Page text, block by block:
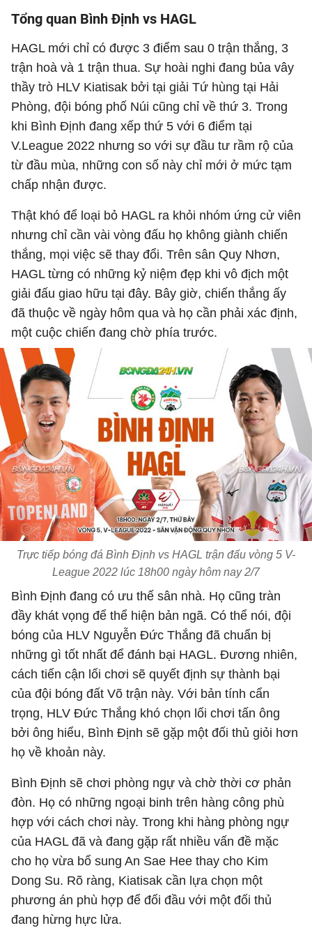
Tổng quan Bình Định vs HAGL
HAGL mới chỉ có được 3 điểm sau 0 trận thắng, 3
trận hoà và 1 trận thua. Sự hoài nghi đang bủa vây
thầy trò HLV Kiatisak bởi tại giải Tứ hùng tại Hải
Phòng, đội bóng phố Núi cũng chỉ về thứ 3. Trong
khi Bình Định đang xếp thứ 5 với 6 điểm tại
V.League 2022 nhưng so với sự đầu tư rầm rộ của
từ đầu mùa, những con số này chỉ mới ở mức tạm
chấp nhận được.
Thật khó để loại bỏ HAGL ra khỏi nhóm ứng cử viên
nhưng chỉ cần vài vòng đấu họ không giành chiến
thắng, mọi việc sẽ thay đổi. Trên sân Quy Nhơn,
HAGL từng có những kỷ niệm đẹp khi vô địch một
giải đấu giao hữu tại đây. Bây giờ, chiến thắng ấy
đã thuộc về ngày hôm qua và họ cần phải xác định,
một cuộc chiến đang chờ phía trước.
Trực tiếp bóng đá Bình Định vs HAGL trận đấu vòng 5 V-
League 2022 lúc 18h00 ngày hôm nay 2/7
Bình Định đang có ưu thế sân nhà. Họ cũng tràn
đầy khát vọng để thể hiện bản ngã. Có thể nói, đội
bóng của HLV Nguyễn Đức Thắng đã chuẩn bị
những gì tốt nhất để đánh bại HAGL. Đương nhiên,
cách tiến cận lối chơi sẽ quyết định sự thành bại
của đội bóng đất Võ trận này. Với bản tính cẩn
trọng, HLV Đức Thắng khó chọn lối chơi tấn ông
bởi ông hiểu, Bình Định sẽ gặp một đối thủ giỏi hơn
họ về khoản này.
Bình Định sẽ chơi phòng ngự và chờ thời cơ phản
đòn. Họ có những ngoại binh trên hàng công phù
hợp với cách chơi này. Trong khi hàng phòng ngự
của HAGL đã và đang gặp rất nhiều vấn đề mặc
cho họ vừa bổ sung An Sae Hee thay cho Kim
Dong Su. Rõ ràng, Kiatisak cần lựa chọn một
phương án phù hợp để đối đầu với một đối thủ
đang hừng hực lửa.